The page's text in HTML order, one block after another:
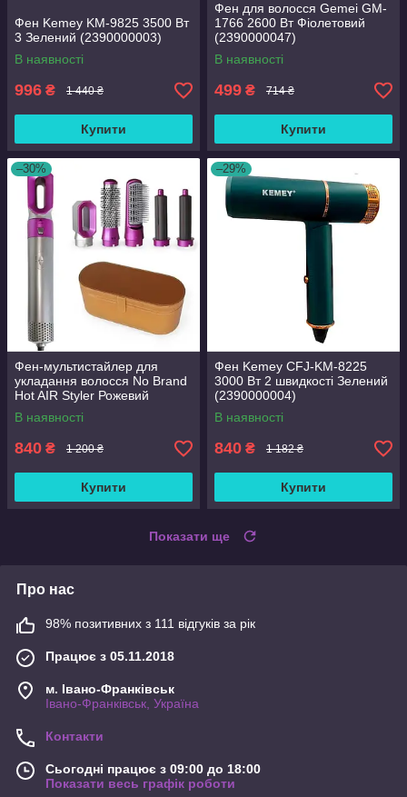
Фен Kemey KM-9825 3500 Вт
3 Зелений (2390000003)
В наявності
996 ₴ 1 440 ₴
Купити
Фен для волосся Gemei GM-
1766 2600 Вт Фіолетовий
(2390000047)
В наявності
499 ₴ 714 ₴
Купити
–30%
Фен-мультистайлер для
укладання волосся No Brand
Hot AIR Styler Рожевий
(1771627973)
В наявності
840 ₴ 1 200 ₴
Купити
–29%
Фен Kemey CFJ-KM-8225
3000 Вт 2 швидкості Зелений
(2390000004)
В наявності
840 ₴ 1 182 ₴
Купити
Показати ще
Про нас
98% позитивних з 111 відгуків за рік
Працює з 05.11.2018
м. Івано-Франківськ
Івано-Франківськ, Україна
Контакти
Сьогодні працює з 09:00 до 18:00
Показати весь графік роботи